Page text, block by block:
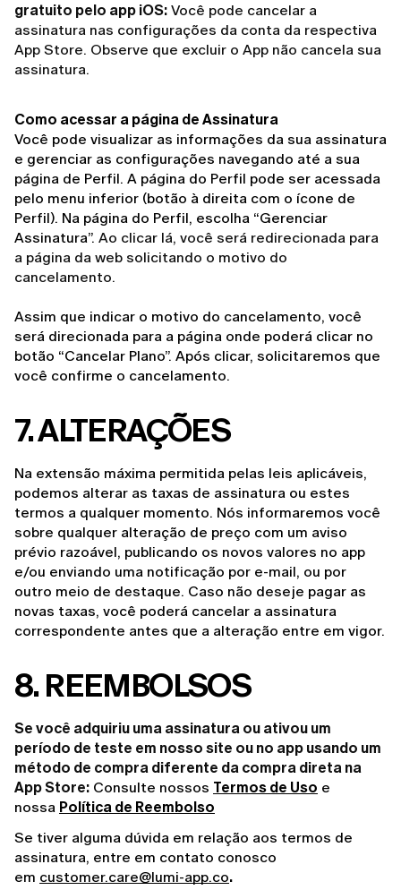
gratuito pelo app iOS: Você pode cancelar a
assinatura nas configurações da conta da respectiva
App Store. Observe que excluir o App não cancela sua
assinatura.
Como acessar a página de Assinatura
Você pode visualizar as informações da sua assinatura
e gerenciar as configurações navegando até a sua
página de Perfil. A página do Perfil pode ser acessada
pelo menu inferior (botão à direita com o ícone de
Perfil). Na página do Perfil, escolha “Gerenciar
Assinatura”. Ao clicar lá, você será redirecionada para
a página da web solicitando o motivo do
cancelamento.
Assim que indicar o motivo do cancelamento, você
será direcionada para a página onde poderá clicar no
botão “Cancelar Plano”. Após clicar, solicitaremos que
você confirme o cancelamento.
7. ALTERAÇÕES
Na extensão máxima permitida pelas leis aplicáveis,
podemos alterar as taxas de assinatura ou estes
termos a qualquer momento. Nós informaremos você
sobre qualquer alteração de preço com um aviso
prévio razoável, publicando os novos valores no app
e/ou enviando uma notificação por e-mail, ou por
outro meio de destaque. Caso não deseje pagar as
novas taxas, você poderá cancelar a assinatura
correspondente antes que a alteração entre em vigor.
8. REEMBOLSOS
Se você adquiriu uma assinatura ou ativou um
período de teste em nosso site ou no app usando um
método de compra diferente da compra direta na
App Store: Consulte nossos Termos de Uso e
nossa Política de Reembolso
Se tiver alguma dúvida em relação aos termos de
assinatura, entre em contato conosco
em customer.care@lumi-app.co.